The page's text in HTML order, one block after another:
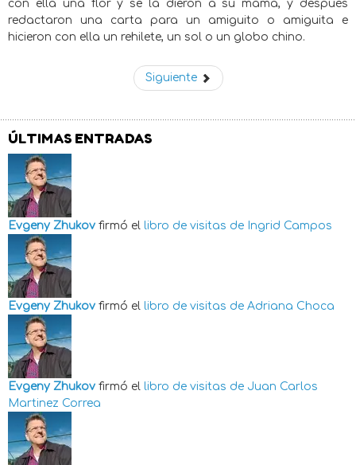
con ella una flor y se la dieron a su mamá, y después
redactaron una carta para un amiguito o amiguita e
hicieron con ella un rehilete, un sol o un globo chino.
Siguiente
ÚLTIMAS ENTRADAS
Evgeny Zhukov firmó el libro de visitas de Ingrid Campos
Evgeny Zhukov firmó el libro de visitas de Adriana Choca
Evgeny Zhukov firmó el libro de visitas de Juan Carlos
Martinez Correa